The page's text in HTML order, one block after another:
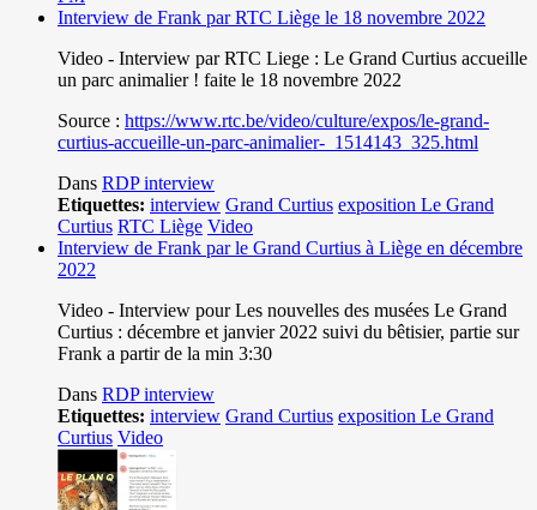
Interview de Frank par RTC Liège le 18 novembre 2022
Video - Interview par RTC Liege : Le Grand Curtius accueille
un parc animalier ! faite le 18 novembre 2022
Source : https://www.rtc.be/video/culture/expos/le-grand-
curtius-accueille-un-parc-animalier-_1514143_325.html
Dans RDP interview
Etiquettes: interview Grand Curtius exposition Le Grand
Curtius RTC Liège Video
Interview de Frank par le Grand Curtius à Liège en décembre
2022
Video - Interview pour Les nouvelles des musées Le Grand
Curtius : décembre et janvier 2022 suivi du bêtisier, partie sur
Frank a partir de la min 3:30
Dans RDP interview
Etiquettes: interview Grand Curtius exposition Le Grand
Curtius Video